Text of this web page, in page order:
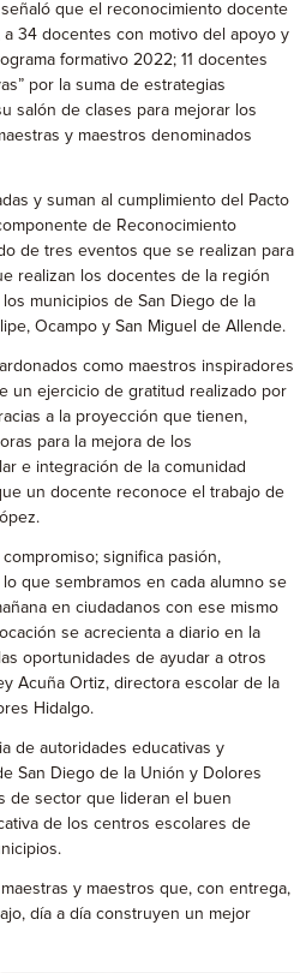
que el reconocimiento docente
34 docentes con motivo del apoyo y
formativo 2022; 11 docentes
por la suma de estrategias
salón de clases para mejorar los
y maestros denominados
y suman al cumplimiento del Pacto
de Reconocimiento
de tres eventos que se realizan para
realizan los docentes de la región
municipios de San Diego de la
Ocampo y San Miguel de Allende.
como maestros inspiradores
un ejercicio de gratitud realizado por
a la proyección que tienen,
para la mejora de los
e integración de la comunidad
un docente reconoce el trabajo de
significa pasión,
que sembramos en cada alumno se
en ciudadanos con ese mismo
se acrecienta a diario en la
oportunidades de ayudar a otros
Acuña Ortiz, directora escolar de la
Hidalgo.
de autoridades educativas y
San Diego de la Unión y Dolores
de sector que lideran el buen
de los centros escolares de
y maestros que, con entrega,
día a día construyen un mejor